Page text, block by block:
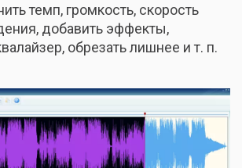
темп, громкость, скорость
добавить эффекты,
обрезать лишнее и т. п.